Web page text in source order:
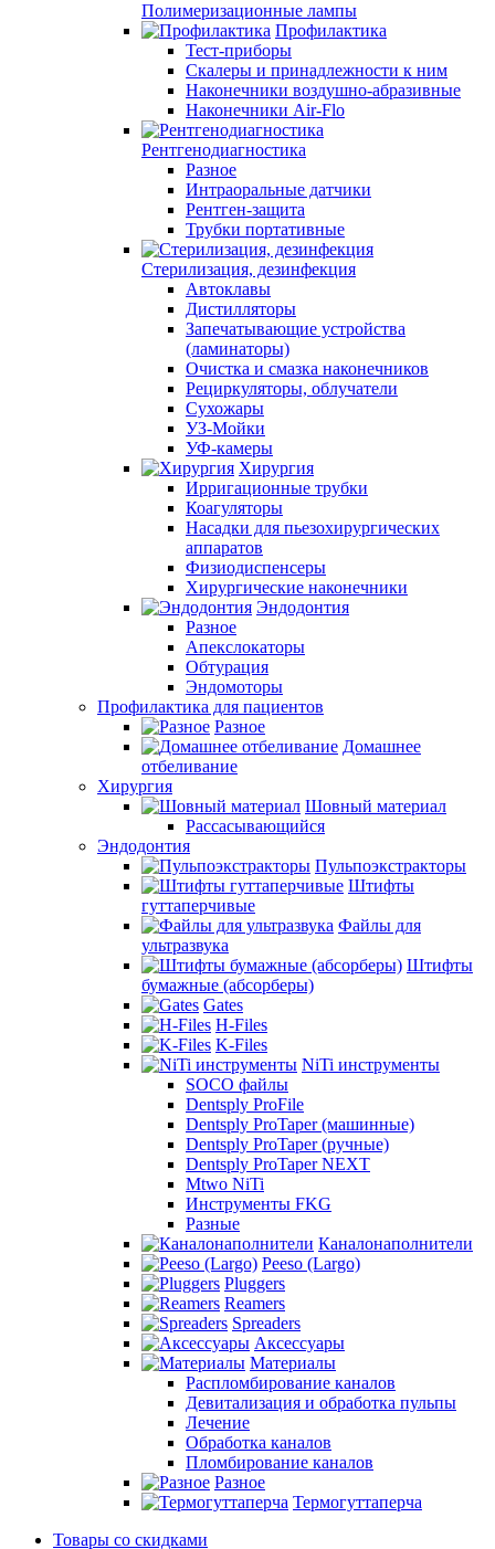
Полимеризационные лампы
Профилактика
Тест-приборы
Скалеры и принадлежности к ним
Наконечники воздушно-абразивные
Наконечники Air-Flo
Рентгенодиагностика
Разное
Интраоральные датчики
Рентген-защита
Трубки портативные
Стерилизация, дезинфекция
Автоклавы
Дистилляторы
Запечатывающие устройства
(ламинаторы)
Очистка и смазка наконечников
Рециркуляторы, облучатели
Сухожары
УЗ-Мойки
УФ-камеры
Хирургия
Ирригационные трубки
Коагуляторы
Насадки для пьезохирургических
аппаратов
Физиодиспенсеры
Хирургические наконечники
Эндодонтия
Разное
Апекслокаторы
Обтурация
Эндомоторы
Профилактика для пациентов
Разное
Домашнее
отбеливание
Хирургия
Шовный материал
Рассасывающийся
Эндодонтия
Пульпоэкстракторы
Штифты
гуттаперчивые
Файлы для
ультразвука
Штифты
бумажные (абсорберы)
Gates
H-Files
K-Files
NiTi инструменты
SOCO файлы
Dentsply ProFile
Dentsply ProTaper (машинные)
Dentsply ProTaper (ручные)
Dentsply ProTaper NEXT
Mtwo NiTi
Инструменты FKG
Разные
Каналонаполнители
Peeso (Largo)
Pluggers
Reamers
Spreaders
Аксессуары
Материалы
Распломбирование каналов
Девитализация и обработка пульпы
Лечение
Обработка каналов
Пломбирование каналов
Разное
Термогуттаперча
Товары со скидками